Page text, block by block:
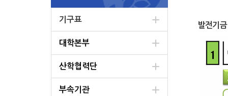
기구표
대학본부
산학협력단
부속기관
발전기